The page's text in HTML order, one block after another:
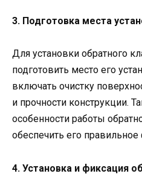
3. Подготовка места
Для установки обратного
подготовить место его
включать очистку
и прочности конструкции.
особенности работы
обеспечить его
4. Установка и фиксация